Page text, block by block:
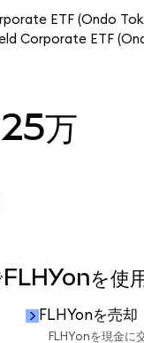
ETF (Ondo
Corporate ETF
万
を使
FLHYonを売却
FLHYonを現金に